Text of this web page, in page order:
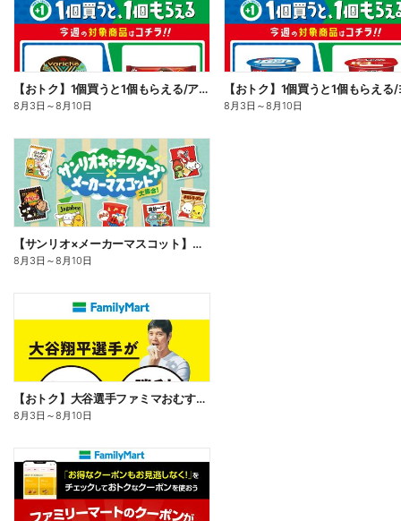
【おトク】1個買うと1個もらえる/アイス
8月3日 ～8月10日 8月3日 ～8月10日
【サンリオ×メーカーマスコット】オリジナルグッズ貰える!
8月3日 ～8月10日
【おトク】大谷選手ファミマおむすび割
8月3日 ～8月10日